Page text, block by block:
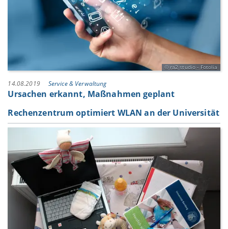
ra2 studio - Fotolia
14.08.2019 Service & Verwaltung
Ursachen erkannt, Maßnahmen geplant
Rechenzentrum optimiert WLAN an der Universität